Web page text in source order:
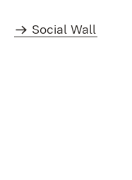
Social Wall